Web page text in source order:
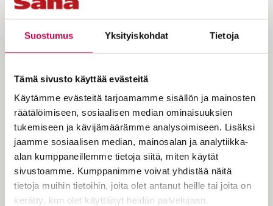
Suostumus Yksityiskohdat Tietoja
Tämä sivusto käyttää evästeitä
Käytämme evästeitä tarjoamamme sisällön ja mainosten
räätälöimiseen, sosiaalisen median ominaisuuksien
tukemiseen ja kävijämäärämme analysoimiseen. Lisäksi
jaamme sosiaalisen median, mainosalan ja analytiikka-
alan kumppaneillemme tietoja siitä, miten käytät
sivustoamme. Kumppanimme voivat yhdistää näitä
tietoja muihin tietoihin, joita olet antanut heille tai joita on
kerätty, kun olet käyttänyt heidän palvelujaan.
poikkeuksellisen merkittäväksi. Tämän
totesivat myös panelistit.
miljardeja numeroita. Tekoälyn käyttämä
jota ihmiskunta on tuottanut internetiin.
– Tekoälyn numerot tulevat meiltä
itseltämme, numerot ovat kuva tästä
maailmasta, Järvinen havainnollisti.
Taina Kalliokoski arvioi, että juuri tähän
liittyy yksi generativiisen tekoälyn